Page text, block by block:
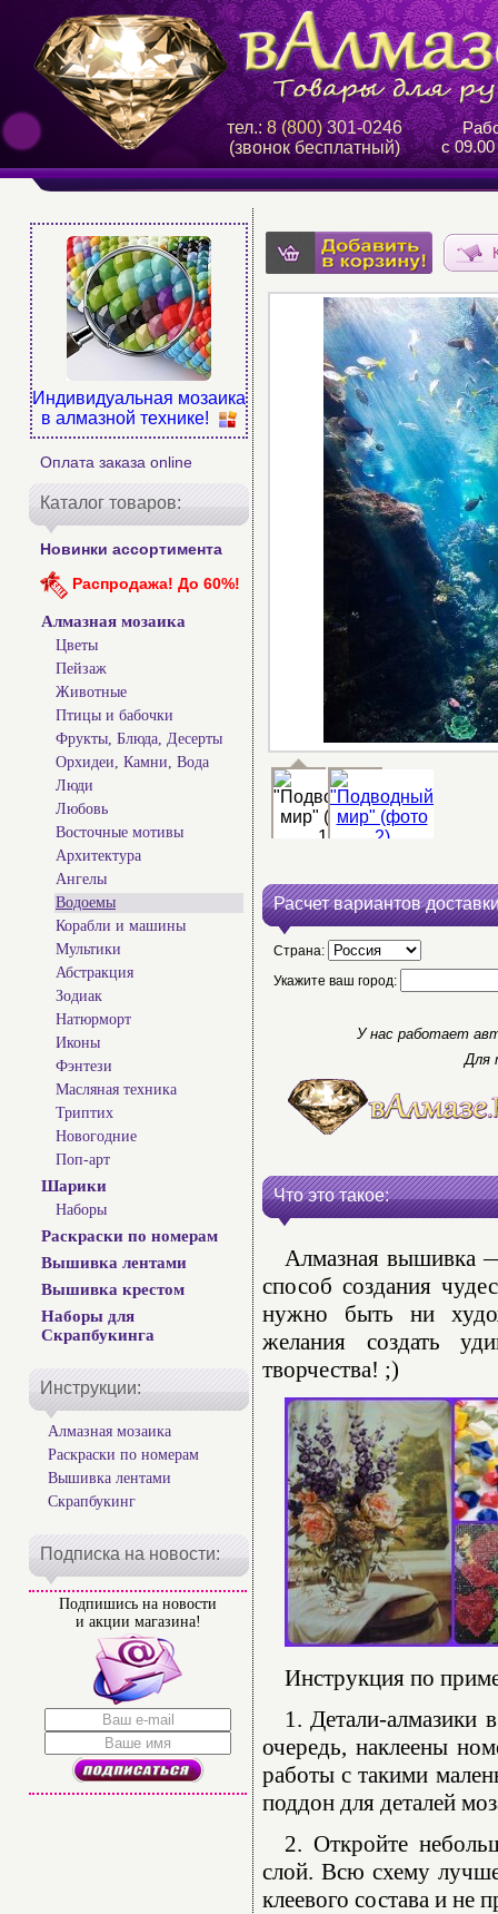
тел.:8 (800)301-0246
(звонок бесплатный)
с
Индивидуальная мозаика
в алмазной технике!
Оплата заказа online
Каталог товаров:
Новинки ассортимента
Распродажа! До 60%!
Алмазная мозаика
Цветы
Пейзаж
Животные
Птицы и бабочки
Фрукты, Блюда, Десерты
Орхидеи, Камни, Вода
Люди
Любовь
Восточные мотивы
Архитектура
Ангелы
Водоемы
Корабли и машины
Мультики
Абстракция
Зодиак
Натюрморт
Иконы
Фэнтези
Масляная техника
Триптих
Новогодние
Поп-арт
Шарики
Наборы
Раскраски по номерам
Вышивка лентами
Вышивка крестом
Наборы для
Скрапбукинга
Инструкции:
Алмазная мозаика
Раскраски по номерам
Вышивка лентами
Скрапбукинг
Подписка на новости:
Подпишись на новости
и акции магазина!
Расчет вариантов
Страна:
Укажите ваш город:
У нас работает
Для
Что это такое:
Алмазная вышивка —
способ создания
нужно быть ни
желания создать
творчества! ;)
Инструкция по
1. Детали-алмазики
очередь, наклеены
работы с такими
поддон для деталей
2. Откройте
слой. Всю схему
клеевого состава и не